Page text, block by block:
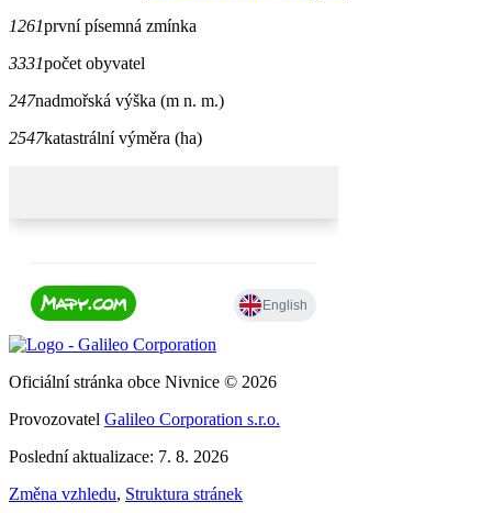
1261první písemná zmínka
3331počet obyvatel
247nadmořská výška (m n. m.)
2547katastrální výměra (ha)
Oficiální stránka obce Nivnice © 2026
Provozovatel Galileo Corporation s.r.o.
Poslední aktualizace: 7. 8. 2026
Změna vzhledu, Struktura stránek